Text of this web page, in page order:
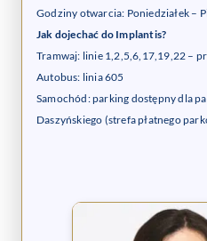
Godziny otwarcia: Poniedziałek –
Jak dojechać do Implantis?
Tramwaj: linie 1,2,5,6,17,19,22 –
Autobus: linia 605
Samochód: parking dostępny dla
Daszyńskiego (strefa płatnego